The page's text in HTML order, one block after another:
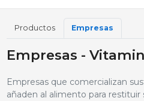
Productos Empresas
Empresas -
Empresas que comercializan
añaden al alimento para